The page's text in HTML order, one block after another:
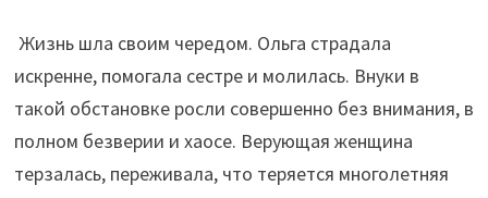
Жизнь шла своим чередом. Ольга страдала
искренне, помогала сестре и молилась. Внуки в
такой обстановке росли совершенно без внимания, в
полном безверии и хаосе. Верующая женщина
терзалась, переживала, что теряется многолетняя